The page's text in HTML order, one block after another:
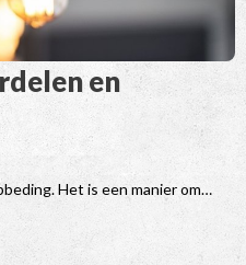
en
Het is een manier om…